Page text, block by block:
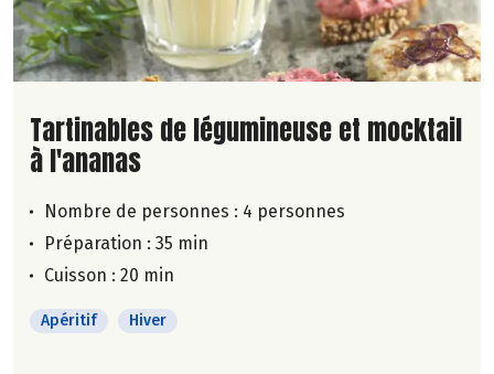
Lire la suite de la recette
Tartinables de légumineuse et mocktail
à l'ananas
Nombre de personnes : 4 personnes
Préparation : 35 min
Cuisson : 20 min
Apéritif Hiver